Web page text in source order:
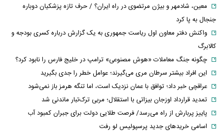
معین، شادمهر و بیژن مرتضوی در راه ایران؟ / حرف تازه پزشکیان دوباره
جنجال به پا کرد
واکنش دفتر معاون اول ریاست جمهوری به یک گزارش درباره کسری بودجه و
کالابرگ
چگونه جنگ معاملات «هوش مصنوعی» ترامپ در خلیج فارس را نابود کرد؟
این افراد بیشتر سرطان مری می‌گیرند؛ عوامل خطر را جدی بگیرید
عراقچی خبر داد؛ توافق با عمان نزدیک است، اما تنگه هرمز باز نمی‌شود
تمدید قرارداد اوزجان بیزاتی با استقلال؛ مربی ترک‌تبار ماندنی شد
پاییز پربارش از راه می‌رسد/ فرصت طلایی دولت برای جبران کمبود آب
اسامی خریدهای جدید پرسپولیس لو رفت